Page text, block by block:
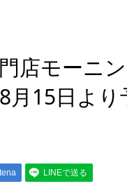
店モーニ
月15日よ
LINEで送る